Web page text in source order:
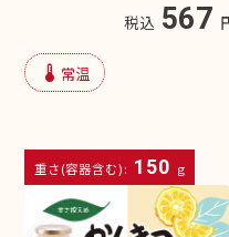
税込 567
device_thermostat 常温
重さ(容器含む): 150 g